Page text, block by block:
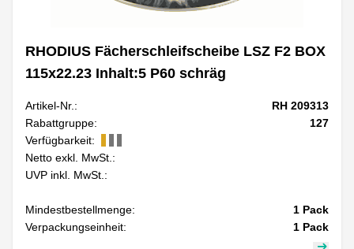
RHODIUS Fächerschleifscheibe LSZ F2 BOX
115x22.23 Inhalt:5 P60 schräg
Artikel-Nr.:
RH 209313
Rabattgruppe:
127
Verfügbarkeit:
Netto exkl. MwSt.:
UVP inkl. MwSt.:
Mindestbestellmenge: 1 Pack
Verpackungseinheit:
1 Pack